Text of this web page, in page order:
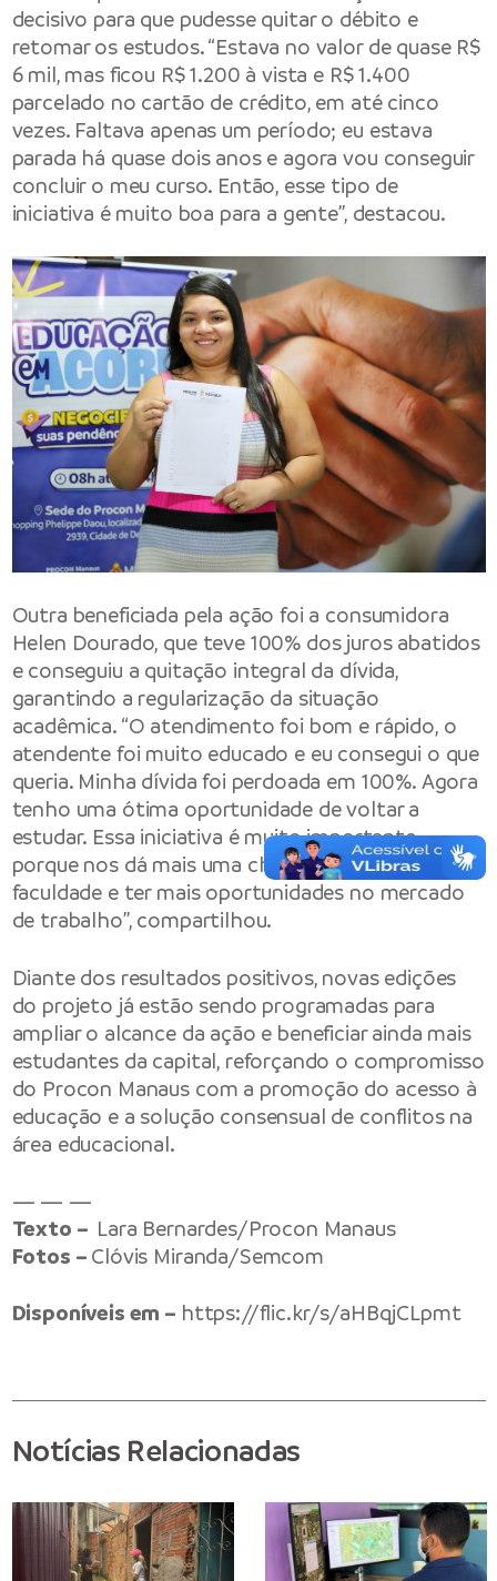
decisivo para que pudesse quitar o débito e
retomar os estudos. “Estava no valor de quase R$
6 mil, mas ficou R$ 1.200 à vista e R$ 1.400
parcelado no cartão de crédito, em até cinco
vezes. Faltava apenas um período; eu estava
parada há quase dois anos e agora vou conseguir
concluir o meu curso. Então, esse tipo de
iniciativa é muito boa para a gente”, destacou.
Outra beneficiada pela ação foi a consumidora
Helen Dourado, que teve 100% dos juros abatidos
e conseguiu a quitação integral da dívida,
garantindo a regularização da situação
acadêmica. “O atendimento foi bom e rápido, o
atendente foi muito educado e eu consegui o que
queria. Minha dívida foi perdoada em 100%. Agora
tenho uma ótima oportunidade de voltar a
estudar. Essa iniciativa é muito importante,
porque nos dá mais uma chance de ingressar na
faculdade e ter mais oportunidades no mercado
de trabalho”, compartilhou.
Diante dos resultados positivos, novas edições
do projeto já estão sendo programadas para
ampliar o alcance da ação e beneficiar ainda mais
estudantes da capital, reforçando o compromisso
do Procon Manaus com a promoção do acesso à
educação e a solução consensual de conflitos na
área educacional.
— — —
Texto – Lara Bernardes/Procon Manaus
Fotos – Clóvis Miranda/Semcom
Disponíveis em – https://flic.kr/s/aHBqjCLpmt
Notícias Relacionadas